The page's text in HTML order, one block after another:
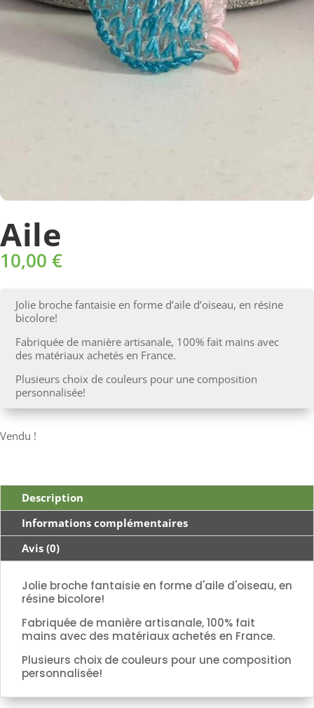
Aile
10,00 €
Jolie broche fantaisie en forme d’aile d’oiseau, en résine
bicolore!
Fabriquée de manière artisanale, 100% fait mains avec
des matériaux achetés en France.
Plusieurs choix de couleurs pour une composition
personnalisée!
Vendu !
Description
Informations complémentaires
Avis (0)
Jolie broche fantaisie en forme d'aile d'oiseau, en
résine bicolore!
Fabriquée de manière artisanale, 100% fait
mains avec des matériaux achetés en France.
Plusieurs choix de couleurs pour une composition
personnalisée!